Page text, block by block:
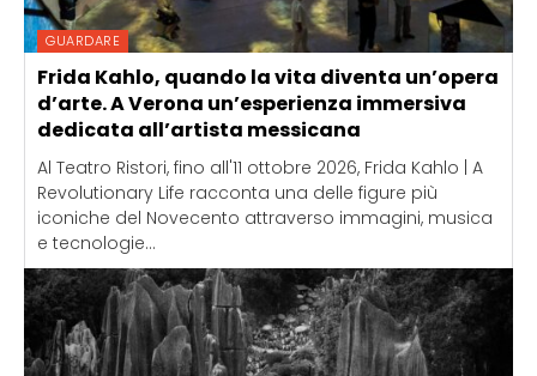
GUARDARE
Frida Kahlo, quando la vita diventa un’opera
d’arte. A Verona un’esperienza immersiva
dedicata all’artista messicana
Al Teatro Ristori, fino all'11 ottobre 2026, Frida Kahlo | A
Revolutionary Life racconta una delle figure più
iconiche del Novecento attraverso immagini, musica
e tecnologie...